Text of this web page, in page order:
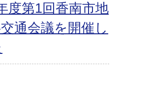
度第1回香南市地
通会議を開催し